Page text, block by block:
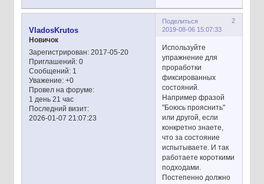
Поделиться
2
2019-08-06 15:07:33
VladosKrutos
Новичок
Зарегистрирован: 2017-05-20
Приглашений:0
Сообщений:1
Уважение: +0
Провел на форуме:
1 день 21 час
Последний визит:
2026-01-07 21:07:23
Используйте
упражнение для
проработки
фиксированных
состояний.
Например фразой
"Боюсь прояснить"
или другой, если
конкретно знаете,
что за состояние
испытываете. И так
работаете короткими
подходами.
Постепенно должно